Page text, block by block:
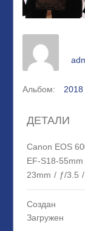
Альбом:
ДЕТАЛИ
Canon EOS
EF-S18-
23mm / ƒ/3.5 /
Создан
Загружен